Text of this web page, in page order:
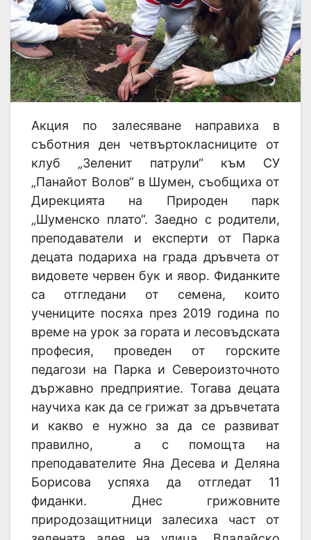
Акция по залесяване направиха в
съботния ден четвъртокласниците от
клуб „Зеленит патрули“ към СУ
„Панайот Волов“ в Шумен, съобщиха от
Дирекцията на Природен парк
„Шуменско плато“. Заедно с родители,
преподаватели и експерти от Парка
децата подариха на града дръвчета от
видовете червен бук и явор. Фиданките
са отгледани от семена, които
учениците посяха през 2019 година по
време на урок за гората и лесовъдската
професия, проведен от горските
педагози на Парка и Североизточното
държавно предприятие. Тогава децата
научиха как да се грижат за дръвчетата
и какво е нужно за да се развиват
правилно, а с помощта на
преподавателите Яна Десева и Деляна
Борисова успяха да отгледат 11
фиданки. Днес грижовните
природозащитници залесиха част от